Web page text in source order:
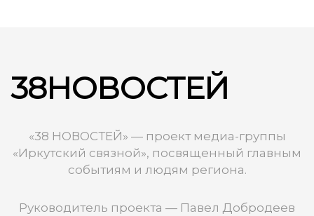
38НОВОСТЕЙ
«38 НОВОСТЕЙ» — проект медиа-группы
«Иркутский связной», посвященный главным
событиям и людям региона.
Руководитель проекта — Павел Добродеев